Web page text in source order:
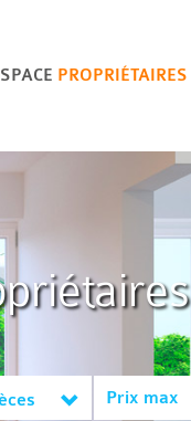
PROPRIÉTAIRES